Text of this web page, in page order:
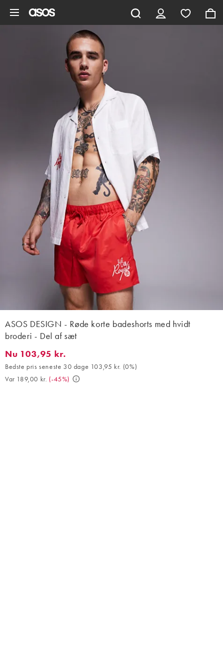
ASOS DESIGN - Røde korte badeshorts med hvidt
broderi - Del af sæt
Nu 103,95 kr.. Bedste pris seneste 30 dage 103,95 kr. (0%).
Nu 103,95 kr.
Bedste pris seneste 30 dage 103,95 kr. (0%)
Var 189,00 kr. (-45%)